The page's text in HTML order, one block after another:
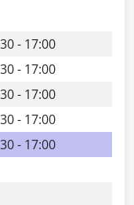
- 17:00
- 17:00
- 17:00
- 17:00
- 17:00